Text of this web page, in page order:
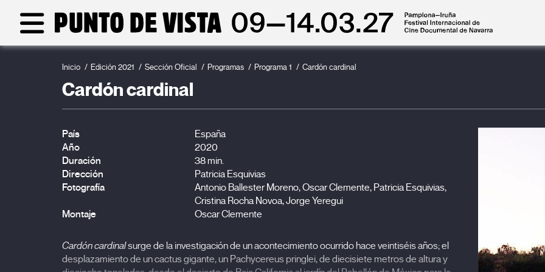
Inicio Edición 2021 Sección Oficial Programas Programa 1 Cardón cardinal
Cardón cardinal
País
España
Año
2020
Duración
38 min.
Dirección
Patricia Esquivias
Fotografía
Antonio Ballester Moreno, Oscar Clemente, Patricia Esquivias,
Cristina Rocha Novoa, Jorge Yeregui
Montaje
Oscar Clemente
Cardón cardinalsurge de la investigación de un acontecimiento ocurrido hace veintiséis años; el
desplazamiento de un cactus gigante, un Pachycereus pringlei, de diecisiete metros de altura y